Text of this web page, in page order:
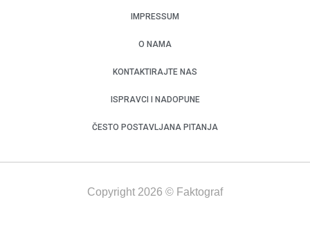
IMPRESSUM
O NAMA
KONTAKTIRAJTE NAS
ISPRAVCI I NADOPUNE
ČESTO POSTAVLJANA PITANJA
Copyright 2026 © Faktograf